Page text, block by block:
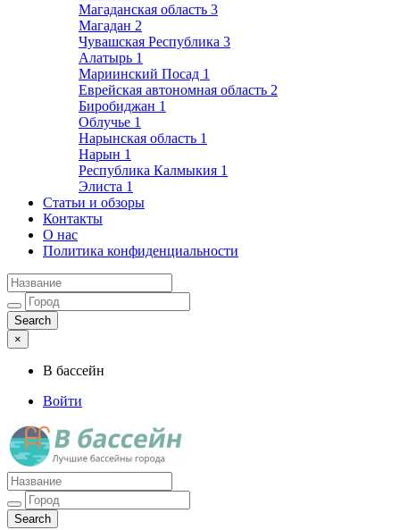
Магаданская область 3
Магадан 2
Чувашская Республика 3
Алатырь 1
Мариинский Посад 1
Еврейская автономная область 2
Биробиджан 1
Облучье 1
Нарынская область 1
Нарын 1
Республика Калмыкия 1
Элиста 1
Статьи и обзоры
Контакты
О нас
Политика конфиденциальности
×
В бассейн
Войти
Лучшие бассейны города